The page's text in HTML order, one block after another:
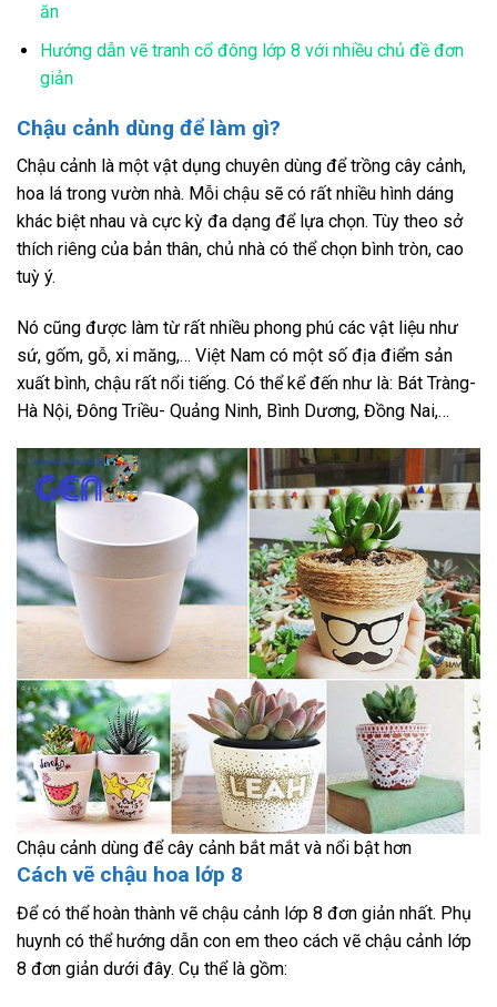
ăn
Hướng dẫn vẽ tranh cổ đông lớp 8 với nhiều chủ đề đơn
giản
Chậu cảnh dùng để làm gì?
Chậu cảnh là một vật dụng chuyên dùng để trồng cây cảnh,
hoa lá trong vườn nhà. Mỗi chậu sẽ có rất nhiều hình dáng
khác biệt nhau và cực kỳ đa dạng để lựa chọn. Tùy theo sở
thích riêng của bản thân, chủ nhà có thể chọn bình tròn, cao
tuỳ ý.
Nó cũng được làm từ rất nhiều phong phú các vật liệu như
sứ, gốm, gỗ, xi măng,… Việt Nam có một số địa điểm sản
xuất bình, chậu rất nổi tiếng. Có thể kể đến như là: Bát Tràng-
Hà Nội, Đông Triều- Quảng Ninh, Bình Dương, Đồng Nai,…
Chậu cảnh dùng để cây cảnh bắt mắt và nổi bật hơn
Cách vẽ chậu hoa lớp 8
Để có thể hoàn thành vẽ chậu cảnh lớp 8 đơn giản nhất. Phụ
huynh có thể hướng dẫn con em theo cách vẽ chậu cảnh lớp
8 đơn giản dưới đây. Cụ thể là gồm: